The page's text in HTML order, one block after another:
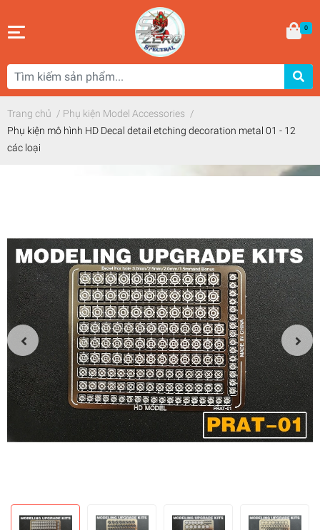
0
Trang chủ / Phụ kiện Model Accessories /
Phụ kiện mô hình HD Decal detail etching decoration metal 01 - 12
các loại